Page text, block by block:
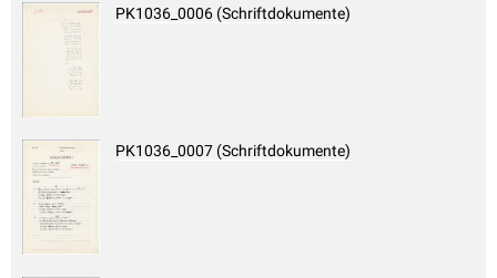
PK1036_0006 (Schriftdokumente)
PK1036_0007 (Schriftdokumente)